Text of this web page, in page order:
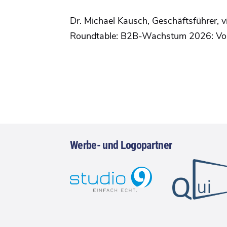
Dr. Michael Kausch, Geschäftsführer,
Roundtable: B2B-Wachstum 2026:
Werbe- und Logopartner